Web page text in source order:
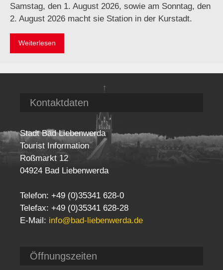
Samstag, den 1. August 2026, sowie am Sonntag, den
2. August 2026 macht sie Station in der Kurstadt.
Weiterlesen
Kontaktdaten
Stadt Bad Liebenwerda
Tourist Information
Roßmarkt 12
04924 Bad Liebenwerda
Telefon: +49 (0)35341 628-0
Telefax: +49 (0)35341 628-28
E-Mail: info@bad-liebenwerda.de
Öffnungszeiten